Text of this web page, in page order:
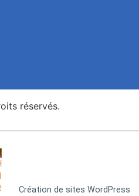
réservés.
Création de sites WordPress